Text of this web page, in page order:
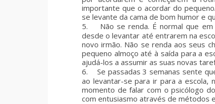
importante que o acordar do
se levante da cama de bom humor e
5.
Não se renda. É normal que
desde o levantar até entrarem na
novo irmão. Não se renda aos seus
pequeno almoço até à saída para a
ajudá-los a assumir as suas novas
6.
Se passadas 3 semanas sente
ao levantar-se para ir para a escola,
momento de falar com o psicólogo
com entusiasmo através de métodos